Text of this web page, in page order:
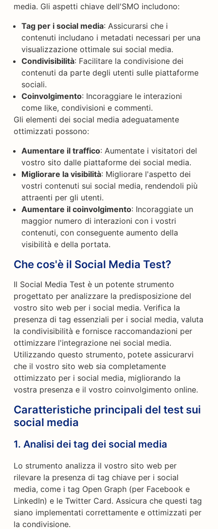
media. Gli aspetti chiave dell'SMO includono:
Tag per i social media: Assicurarsi che i
contenuti includano i metadati necessari per una
visualizzazione ottimale sui social media.
Condivisibilità: Facilitare la condivisione dei
contenuti da parte degli utenti sulle piattaforme
sociali.
Coinvolgimento: Incoraggiare le interazioni
come like, condivisioni e commenti.
Gli elementi dei social media adeguatamente
ottimizzati possono:
Aumentare il traffico: Aumentate i visitatori del
vostro sito dalle piattaforme dei social media.
Migliorare la visibilità: Migliorare l'aspetto dei
vostri contenuti sui social media, rendendoli più
attraenti per gli utenti.
Aumentare il coinvolgimento: Incoraggiate un
maggior numero di interazioni con i vostri
contenuti, con conseguente aumento della
visibilità e della portata.
Che cos'è il Social Media Test?
Il Social Media Test è un potente strumento
progettato per analizzare la predisposizione del
vostro sito web per i social media. Verifica la
presenza di tag essenziali per i social media, valuta
la condivisibilità e fornisce raccomandazioni per
ottimizzare l'integrazione nei social media.
Utilizzando questo strumento, potete assicurarvi
che il vostro sito web sia completamente
ottimizzato per i social media, migliorando la
vostra presenza e il vostro coinvolgimento online.
Caratteristiche principali del test sui
social media
1. Analisi dei tag dei social media
Lo strumento analizza il vostro sito web per
rilevare la presenza di tag chiave per i social
media, come i tag Open Graph (per Facebook e
LinkedIn) e le Twitter Card. Assicura che questi tag
siano implementati correttamente e ottimizzati per
la condivisione.